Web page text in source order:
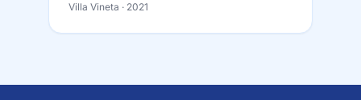
Villa Vineta · 2021